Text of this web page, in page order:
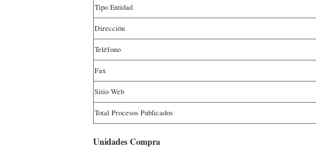
Tipo Entidad
Dirección
Teléfono
Fax
Sitio Web
Total Procesos Publicados
Unidades Compra